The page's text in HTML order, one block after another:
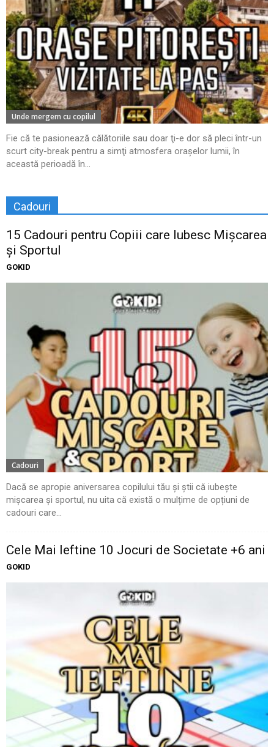
Unde mergem cu copilul
Fie că te pasionează călătoriile sau doar ţi-e dor să pleci într-un
scurt city-break pentru a simţi atmosfera oraşelor lumii, în
această perioadă în...
Cadouri
15 Cadouri pentru Copiii care Iubesc Mișcarea
și Sportul
GOKID
Cadouri
Dacă se apropie aniversarea copilului tău și știi că iubește
mișcarea și sportul, nu uita că există o mulțime de opțiuni de
cadouri care...
Cele Mai Ieftine 10 Jocuri de Societate +6 ani
GOKID